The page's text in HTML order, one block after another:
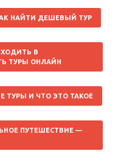
НАЙТИ ДЕШЕВЫЙ ТУР
ХОДИТЬ В
ТУРЫ ОНЛАЙН
ТУРЫ И ЧТО ЭТО ТАКОЕ
ПУТЕШЕСТВИЕ —